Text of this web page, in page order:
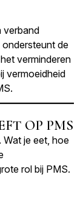
verband
de
verminderen
vermoeidheid
OP PMS
Wat je eet, hoe
rol bij PMS.